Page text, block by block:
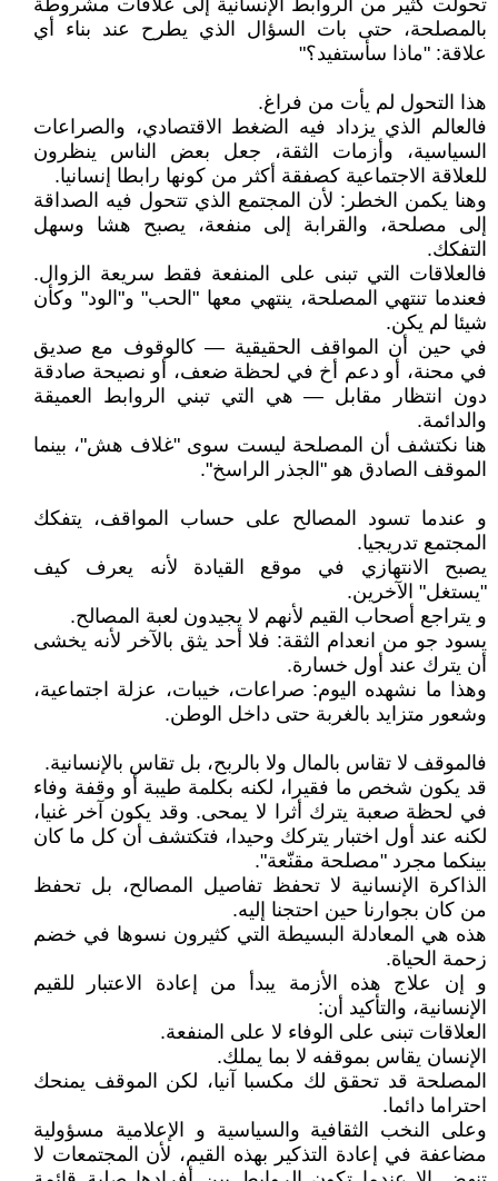
تحولت كثير من الروابط الإنسانية إلى علاقات مشروطة
بالمصلحة، حتى بات السؤال الذي يطرح عند بناء أي
علاقة: "ماذا سأستفيد؟"
هذا التحول لم يأت من فراغ.
فالعالم الذي يزداد فيه الضغط الاقتصادي، والصراعات
السياسية، وأزمات الثقة، جعل بعض الناس ينظرون
للعلاقة الاجتماعية كصفقة أكثر من كونها رابطا إنسانيا.
وهنا يكمن الخطر: لأن المجتمع الذي تتحول فيه الصداقة
إلى مصلحة، والقرابة إلى منفعة، يصبح هشا وسهل
التفكك.
فالعلاقات التي تبنى على المنفعة فقط سريعة الزوال.
فعندما تنتهي المصلحة، ينتهي معها "الحب" و"الود" وكأن
شيئا لم يكن.
في حين أن المواقف الحقيقية — كالوقوف مع صديق
في محنة، أو دعم أخ في لحظة ضعف، أو نصيحة صادقة
دون انتظار مقابل — هي التي تبني الروابط العميقة
والدائمة.
هنا نكتشف أن المصلحة ليست سوى "غلاف هش"، بينما
الموقف الصادق هو "الجذر الراسخ".
و عندما تسود المصالح على حساب المواقف، يتفكك
المجتمع تدريجيا.
يصبح الانتهازي في موقع القيادة لأنه يعرف كيف
"يستغل" الآخرين.
و يتراجع أصحاب القيم لأنهم لا يجيدون لعبة المصالح.
يسود جو من انعدام الثقة: فلا أحد يثق بالآخر لأنه يخشى
أن يترك عند أول خسارة.
وهذا ما نشهده اليوم: صراعات، خيبات، عزلة اجتماعية،
وشعور متزايد بالغربة حتى داخل الوطن.
فالموقف لا تقاس بالمال ولا بالربح، بل تقاس بالإنسانية.
قد يكون شخص ما فقيرا، لكنه بكلمة طيبة أو وقفة وفاء
في لحظة صعبة يترك أثرا لا يمحى. وقد يكون آخر غنيا،
لكنه عند أول اختبار يتركك وحيدا، فتكتشف أن كل ما كان
بينكما مجرد "مصلحة مقنّعة".
الذاكرة الإنسانية لا تحفظ تفاصيل المصالح، بل تحفظ
من كان بجوارنا حين احتجنا إليه.
هذه هي المعادلة البسيطة التي كثيرون نسوها في خضم
زحمة الحياة.
و إن علاج هذه الأزمة يبدأ من إعادة الاعتبار للقيم
الإنسانية، والتأكيد أن:
العلاقات تبنى على الوفاء لا على المنفعة.
الإنسان يقاس بموقفه لا بما يملك.
المصلحة قد تحقق لك مكسبا آنيا، لكن الموقف يمنحك
احتراما دائما.
وعلى النخب الثقافية والسياسية و الإعلامية مسؤولية
مضاعفة في إعادة التذكير بهذه القيم، لأن المجتمعات لا